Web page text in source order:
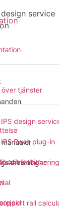
tjänster
design
Revit plug-in
rail
och kultur
service
design service